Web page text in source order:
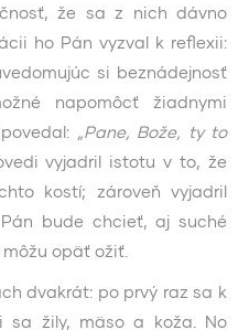
že sa z nich dávno
ho Pán vyzval k reflexii:
si beznádejnosť
napomôcť žiadnymi
„Pane, Bože, ty to
vyjadril istotu v to, že
kostí; zároveň vyjadril
bude chcieť, aj suché
opäť ožiť.
dvakrát: po prvý raz sa k
sa žily, mäso a koža. No